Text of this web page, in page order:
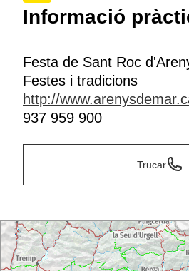
Informació
Festa de Sant Roc
Festes i tradicions
http://
937 959 900
Trucar